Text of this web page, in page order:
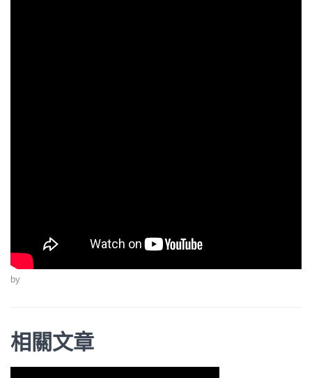
by
相關文章